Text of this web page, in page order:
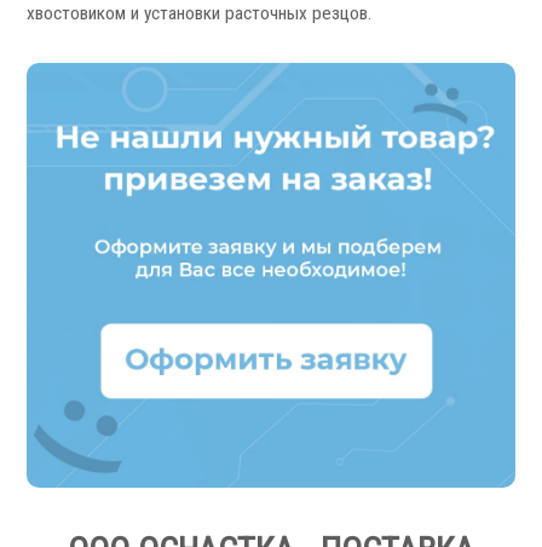
Револьверные головки
Запчасти для револьверных головок
Статические блоки
хвостовиком и установки расточных резцов.